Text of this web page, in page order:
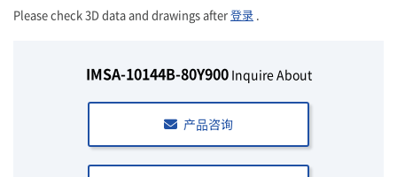
Please check 3D data and drawings after登录 .
IMSA-10144B-80Y900Inquire About
产品咨询